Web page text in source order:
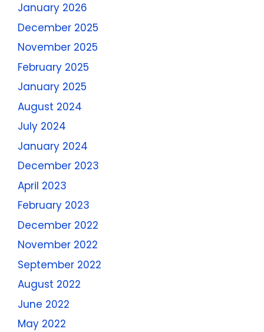
January 2026
December 2025
November 2025
February 2025
January 2025
August 2024
July 2024
January 2024
December 2023
April 2023
February 2023
December 2022
November 2022
September 2022
August 2022
June 2022
May 2022